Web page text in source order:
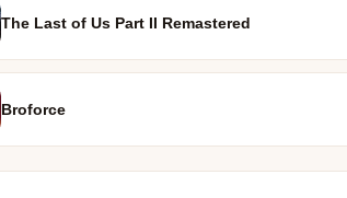
The Last of Us Part II Remastered
Broforce